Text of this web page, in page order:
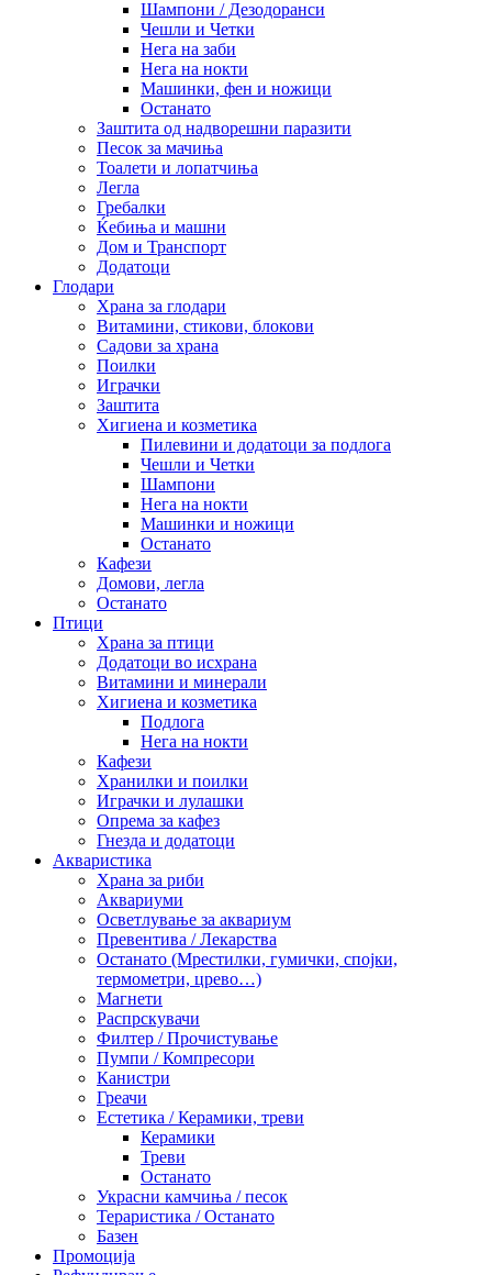
Шампони / Дезодоранси
Чешли и Четки
Нега на заби
Нега на нокти
Машинки, фен и ножици
Останато
Заштита од надворешни паразити
Песок за мачиња
Тоалети и лопатчиња
Легла
Гребалки
Ќебиња и машни
Дом и Транспорт
Додатоци
Глодари
Храна за глодари
Витамини, стикови, блокови
Садови за храна
Поилки
Играчки
Заштита
Хигиена и козметика
Пилевини и додатоци за подлога
Чешли и Четки
Шампони
Нега на нокти
Машинки и ножици
Останато
Кафези
Домови, легла
Останато
Птици
Храна за птици
Додатоци во исхрана
Витамини и минерали
Хигиена и козметика
Подлога
Нега на нокти
Кафези
Хранилки и поилки
Играчки и лулашки
Опрема за кафез
Гнезда и додатоци
Акваристика
Храна за риби
Аквариуми
Осветлување за аквариум
Превентива / Лекарства
Останато (Мрестилки, гумички, спојки,
термометри, црево…)
Магнети
Распрскувачи
Филтер / Прочистување
Пумпи / Компресори
Канистри
Греачи
Естетика / Керамики, треви
Керамики
Треви
Останато
Украсни камчиња / песок
Тераристика / Останато
Базен
Промоција